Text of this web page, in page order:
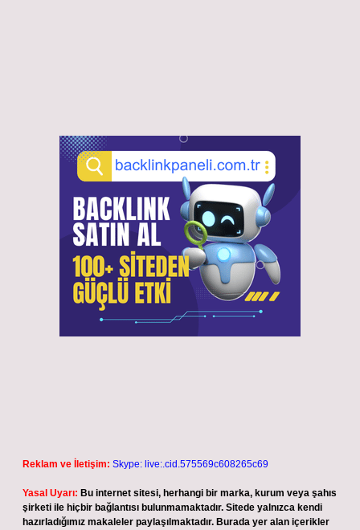
Reklam ve İletişim: Skype: live:.cid.575569c608265c69
Yasal Uyarı: Bu internet sitesi, herhangi bir marka, kurum veya şahıs
şirketi ile hiçbir bağlantısı bulunmamaktadır. Sitede yalnızca kendi
hazırladığımız makaleler paylaşılmaktadır. Burada yer alan içerikler